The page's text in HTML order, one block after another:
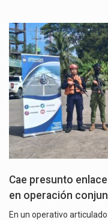
Cae presunto
en operación
En un operativo